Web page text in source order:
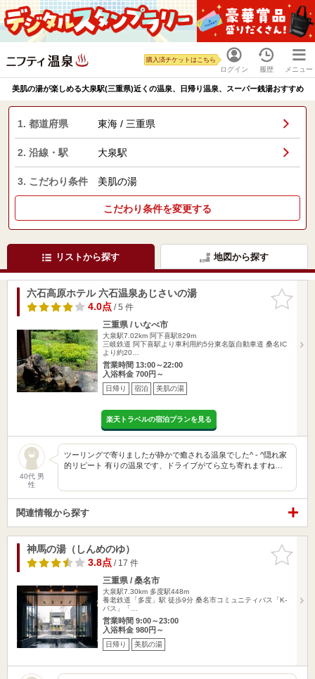
ログイン
購入済チケットはこちら
履歴 メニュー
美肌の湯が楽しめる大泉駅(三重県)近くの温泉、日帰り温泉、スーパー銭湯おすすめ
1. 都道府県 東海 / 三重県
2. 沿線・駅 大泉駅
3. こだわり条件 美肌の湯
こだわり条件を変更する
リストから探す 地図から探す
お気に入
りに追加
六石高原ホテル 六石温泉あじさいの湯
4.0点/ 5 件
三重県 / いなべ市
大泉駅7.02km 阿下喜駅829m
三岐鉄道 阿下喜駅より車利用約5分東名阪自動車道 桑名IC
より約20…
営業時間 13:00～22:00
入浴料金 700円～
日帰り 宿泊 美肌の湯
楽天トラベルの宿泊プランを見る
40代 男
性
ツーリングで寄りましたが静かで癒される温泉でした^ - ^隠れ家
的リピート 有りの温泉です、ドライブがてら立ち寄れますね…
関連情報から探す
お気に入
りに追加
神馬の湯（しんめのゆ）
3.8点/ 17 件
三重県 / 桑名市
大泉駅7.30km 多度駅448m
養老鉄道「多度」駅 徒歩9分 桑名市コミュニティバス「K-
バス」「…
営業時間 9:00～23:00
入浴料金 980円～
日帰り 美肌の湯